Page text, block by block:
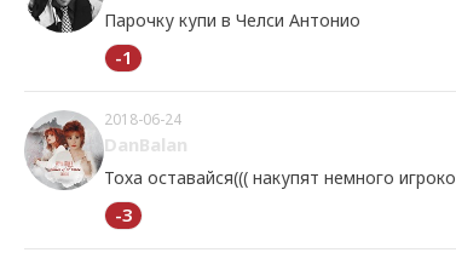
Парочку купи в Челси Антонио
-1
2018-06-24
DanBalan
Тоха оставайся((( накупят немного
-3